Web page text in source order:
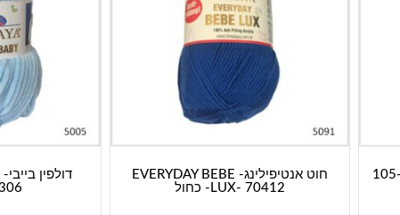
חוט אנטיפילינג- EVERYDAY BEBE
LUX- 70412- כחול
חוט כותנה- לוקסור LUXOR- גוון 105-